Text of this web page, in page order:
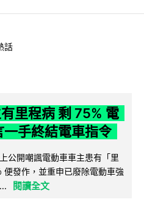
話
里程病 剩 75% 電
手終結電車指令
公開嘲諷電動車車主患有「里
發作，並重申已廢除電動車強
閱讀全文